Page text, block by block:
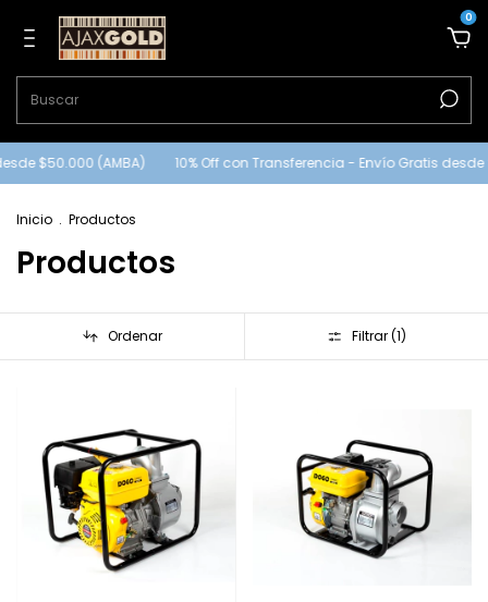
0
$50.000 (AMBA) 10% Off con Transferencia - Envío Gratis desde
Inicio . Productos
Productos
Ordenar Filtrar (1)